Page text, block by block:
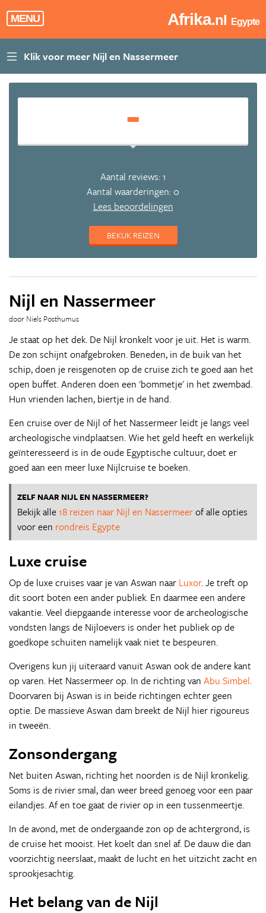
MENU Afrika.nl Egypte
-
Aantal reviews: 1
Aantal waarderingen: 0
Lees beoordelingen
BEKIJK REIZEN
Nijl en Nassermeer
door Niels Posthumus
Je staat op het dek. De Nijl kronkelt voor je uit. Het is warm.
De zon schijnt onafgebroken. Beneden, in de buik van het
schip, doen je reisgenoten op de cruise zich te goed aan het
open buffet. Anderen doen een 'bommetje' in het zwembad.
Hun vrienden lachen, biertje in de hand.
Een cruise over de Nijl of het Nassermeer leidt je langs veel
archeologische vindplaatsen. Wie het geld heeft en werkelijk
geïnteresseerd is in de oude Egyptische cultuur, doet er
goed aan een meer luxe Nijlcruise te boeken.
ZELF NAAR NIJL EN NASSERMEER?
Bekijk alle18 reizen naar Nijl en Nassermeerof alle opties
voor een rondreis Egypte
Luxe cruise
Op de luxe cruises vaar je van Aswan naar Luxor. Je treft op
dit soort boten een ander publiek. En daarmee een andere
vakantie. Veel diepgaande interesse voor de archeologische
vondsten langs de Nijloevers is onder het publiek op de
goedkope schuiten namelijk vaak niet te bespeuren.
Overigens kun jij uiteraard vanuit Aswan ook de andere kant
op varen. Het Nassermeer op. In de richting van Abu Simbel.
Doorvaren bij Aswan is in beide richtingen echter geen
optie. De massieve Aswan dam breekt de Nijl hier rigoureus
in tweeën.
Zonsondergang
Net buiten Aswan, richting het noorden is de Nijl kronkelig.
Soms is de rivier smal, dan weer breed genoeg voor een paar
eilandjes. Af en toe gaat de rivier op in een tussenmeertje.
In de avond, met de ondergaande zon op de achtergrond, is
de cruise het mooist. Het koelt dan snel af. De dauw die dan
voorzichtig neerslaat, maakt de lucht en het uitzicht zacht en
sprookjesachtig.
Het belang van de Nijl